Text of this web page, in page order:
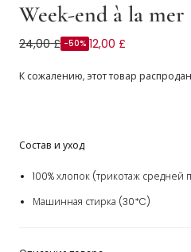
Week-end à la mer
Шорты зеленые хаки из
24,00 £ -50% 12,00 £
К сожалению, этот товар
Состав и уход
100% хлопок (трикотаж средней
Машинная стирка (30*C)